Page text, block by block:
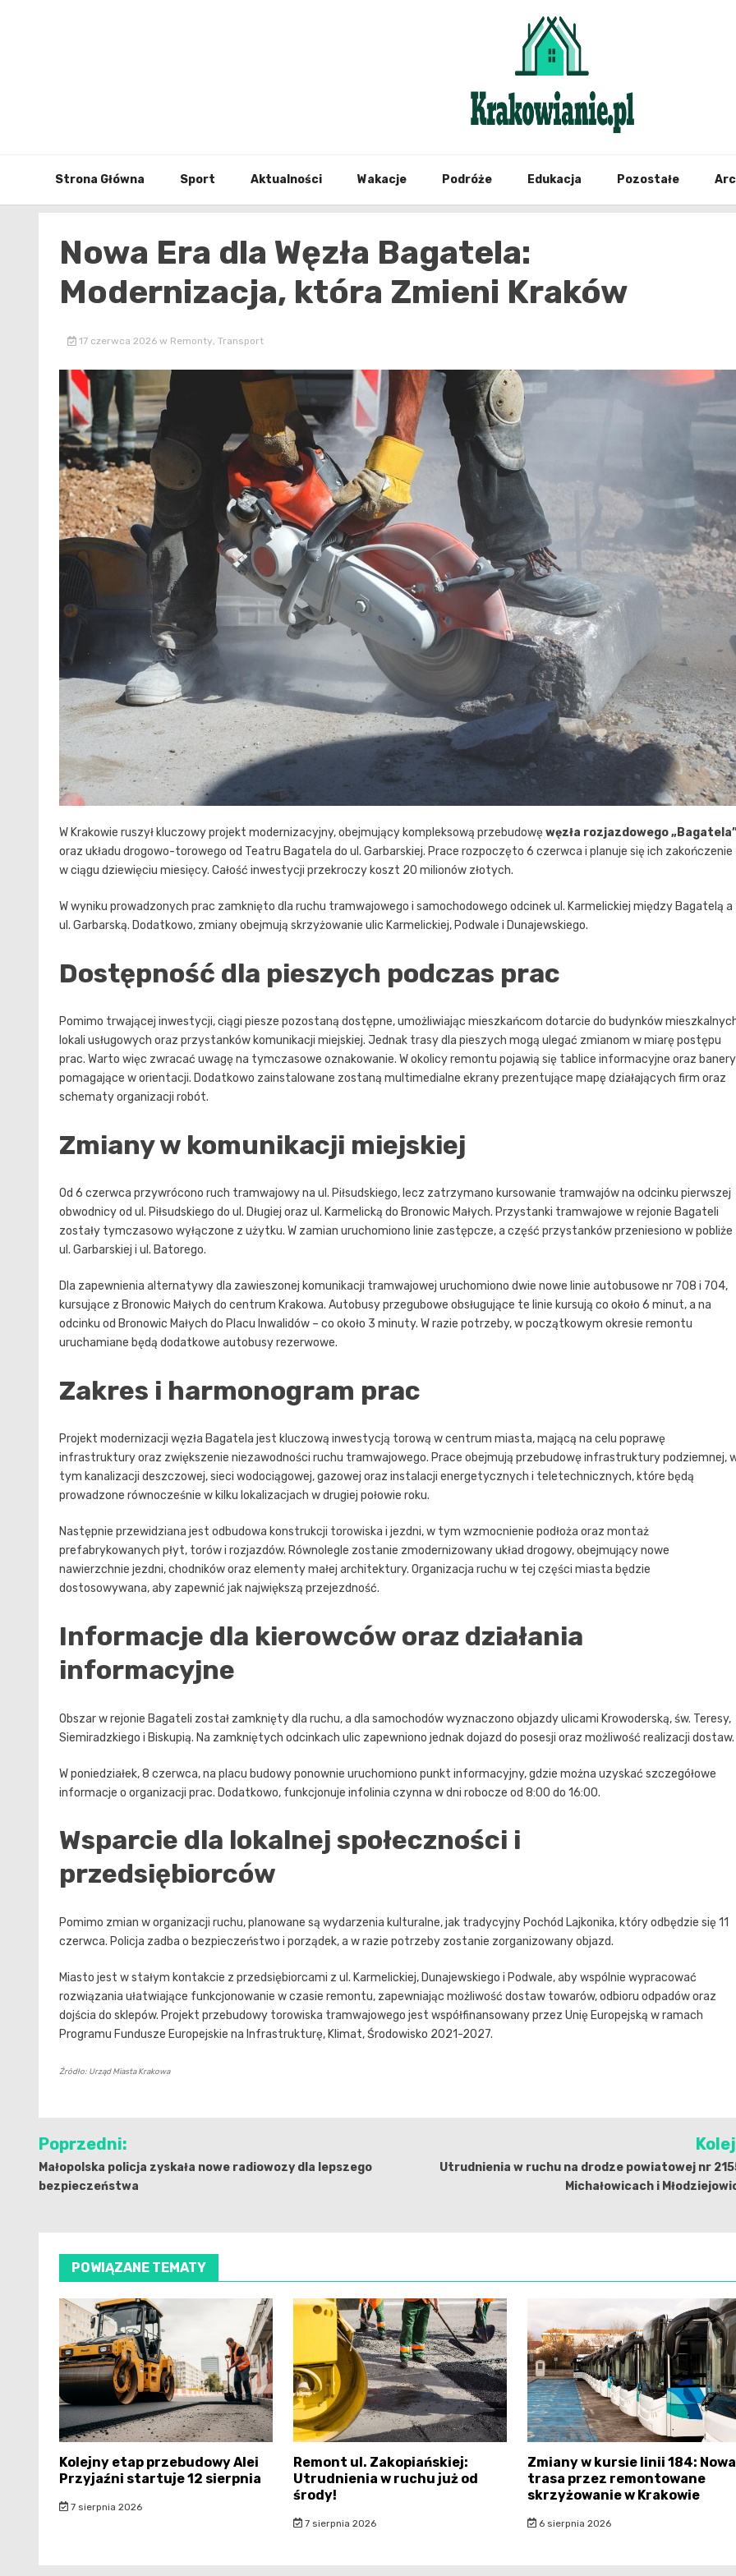
Strona Główna Sport Aktualności Wakacje Podróże Edukacja Pozostałe
Nowa Era dla Węzła Bagatela:
Modernizacja, która Zmieni Kraków
17 czerwca 2026 w Remonty, Transport
W Krakowie ruszył kluczowy projekt modernizacyjny, obejmujący kompleksową przebudowęwęzła rozjazdowego
oraz układu drogowo-torowego od Teatru Bagatela do ul. Garbarskiej. Prace rozpoczęto 6 czerwca i planuje się ich zakończenie
w ciągu dziewięciu miesięcy. Całość inwestycji przekroczy koszt 20 milionów złotych.
W wyniku prowadzonych prac zamknięto dla ruchu tramwajowego i samochodowego odcinek ul. Karmelickiej między Bagatelą a
ul. Garbarską. Dodatkowo, zmiany obejmują skrzyżowanie ulic Karmelickiej, Podwale i Dunajewskiego.
Dostępność dla pieszych podczas prac
Pomimo trwającej inwestycji, ciągi piesze pozostaną dostępne, umożliwiając mieszkańcom dotarcie do budynków
lokali usługowych oraz przystanków komunikacji miejskiej. Jednak trasy dla pieszych mogą ulegać zmianom w miarę postępu
prac. Warto więc zwracać uwagę na tymczasowe oznakowanie. W okolicy remontu pojawią się tablice informacyjne oraz banery
pomagające w orientacji. Dodatkowo zainstalowane zostaną multimedialne ekrany prezentujące mapę działających firm oraz
schematy organizacji robót.
Zmiany w komunikacji miejskiej
Od 6 czerwca przywrócono ruch tramwajowy na ul. Piłsudskiego, lecz zatrzymano kursowanie tramwajów na odcinku pierwszej
obwodnicy od ul. Piłsudskiego do ul. Długiej oraz ul. Karmelicką do Bronowic Małych. Przystanki tramwajowe w rejonie Bagateli
zostały tymczasowo wyłączone z użytku. W zamian uruchomiono linie zastępcze, a część przystanków przeniesiono w pobliże
ul. Garbarskiej i ul. Batorego.
Dla zapewnienia alternatywy dla zawieszonej komunikacji tramwajowej uruchomiono dwie nowe linie autobusowe nr 708 i 704,
kursujące z Bronowic Małych do centrum Krakowa. Autobusy przegubowe obsługujące te linie kursują co około 6 minut, a na
odcinku od Bronowic Małych do Placu Inwalidów – co około 3 minuty. W razie potrzeby, w początkowym okresie remontu
uruchamiane będą dodatkowe autobusy rezerwowe.
Zakres i harmonogram prac
Projekt modernizacji węzła Bagatela jest kluczową inwestycją torową w centrum miasta, mającą na celu poprawę
infrastruktury oraz zwiększenie niezawodności ruchu tramwajowego. Prace obejmują przebudowę infrastruktury podziemnej,
tym kanalizacji deszczowej, sieci wodociągowej, gazowej oraz instalacji energetycznych i teletechnicznych, które będą
prowadzone równocześnie w kilku lokalizacjach w drugiej połowie roku.
Następnie przewidziana jest odbudowa konstrukcji torowiska i jezdni, w tym wzmocnienie podłoża oraz montaż
prefabrykowanych płyt, torów i rozjazdów. Równolegle zostanie zmodernizowany układ drogowy, obejmujący nowe
nawierzchnie jezdni, chodników oraz elementy małej architektury. Organizacja ruchu w tej części miasta będzie
dostosowywana, aby zapewnić jak największą przejezdność.
Informacje dla kierowców oraz działania
informacyjne
Obszar w rejonie Bagateli został zamknięty dla ruchu, a dla samochodów wyznaczono objazdy ulicami Krowoderską, św. Teresy,
Siemiradzkiego i Biskupią. Na zamkniętych odcinkach ulic zapewniono jednak dojazd do posesji oraz możliwość realizacji dostaw.
W poniedziałek, 8 czerwca, na placu budowy ponownie uruchomiono punkt informacyjny, gdzie można uzyskać szczegółowe
informacje o organizacji prac. Dodatkowo, funkcjonuje infolinia czynna w dni robocze od 8:00 do 16:00.
Wsparcie dla lokalnej społeczności i
przedsiębiorców
Pomimo zmian w organizacji ruchu, planowane są wydarzenia kulturalne, jak tradycyjny Pochód Lajkonika, który odbędzie się 11
czerwca. Policja zadba o bezpieczeństwo i porządek, a w razie potrzeby zostanie zorganizowany objazd.
Miasto jest w stałym kontakcie z przedsiębiorcami z ul. Karmelickiej, Dunajewskiego i Podwale, aby wspólnie wypracować
rozwiązania ułatwiające funkcjonowanie w czasie remontu, zapewniając możliwość dostaw towarów, odbioru odpadów oraz
dojścia do sklepów. Projekt przebudowy torowiska tramwajowego jest współfinansowany przez Unię Europejską w ramach
Programu Fundusze Europejskie na Infrastrukturę, Klimat, Środowisko 2021-2027.
Źródło: Urząd Miasta Krakowa
Nawigacja
wpisu
Poprzedni:
Małopolska policja zyskała nowe radiowozy dla lepszego
bezpieczeństwa
Utrudnienia w ruchu na drodze powiatowej nr
Michałowicach i
POWIĄZANE TEMATY
Kolejny etap przebudowy Alei
Przyjaźni startuje 12 sierpnia
7 sierpnia 2026
Remont ul. Zakopiańskiej:
Utrudnienia w ruchu już od
środy!
7 sierpnia 2026
Zmiany w kursie linii 184: Nowa
trasa przez remontowane
skrzyżowanie w Krakowie
6 sierpnia 2026